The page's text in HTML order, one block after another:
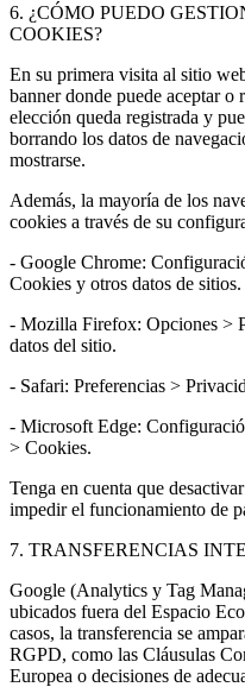
6. ¿CÓMO PUEDO
COOKIES?
En su primera visita al sitio
banner donde puede aceptar o
elección queda registrada y
borrando los datos de
mostrarse.
Además, la mayoría de los
cookies a través de su
- Google Chrome:
Cookies y otros datos de sitios.
- Mozilla Firefox: Opciones >
datos del sitio.
- Safari: Preferencias >
- Microsoft Edge:
> Cookies.
Tenga en cuenta que
impedir el funcionamiento de
7. TRANSFERENCIAS
Google (Analytics y Tag
ubicados fuera del Espacio
casos, la transferencia se
RGPD, como las Cláusulas
Europea o decisiones de